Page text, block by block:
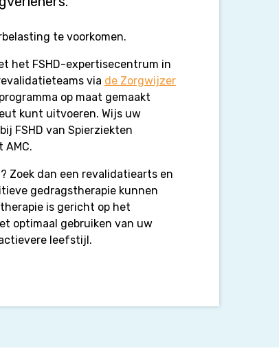
te voorkomen.
het FSHD-expertisecentrum in
via de Zorgwijzer
op maat gemaakt
kunt uitvoeren. Wijs uw
bij FSHD van Spierziekten
AMC.
Zoek dan een revalidatiearts en
gedragstherapie kunnen
is gericht op het
optimaal gebruiken van uw
leefstijl.